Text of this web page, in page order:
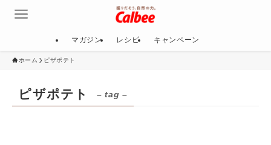
マガジン レシピ キャンペーン
ホーム ピザポテト
ピザポテト – tag –